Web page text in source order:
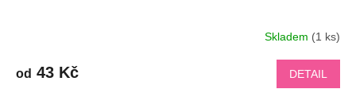
Skladem (1 ks)
od 43 Kč DETAIL